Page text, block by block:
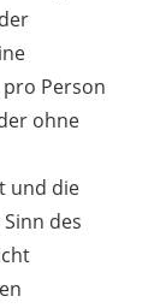
Person
ohne
und die
des